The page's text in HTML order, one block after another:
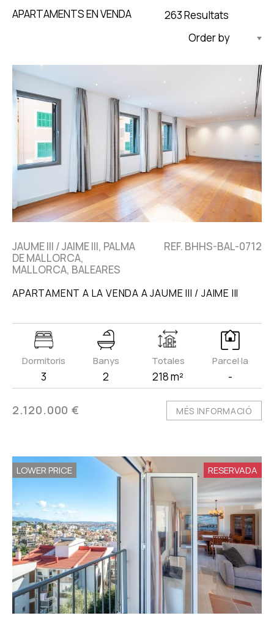
APARTAMENTS EN VENDA
Actualitzat Descendent
263 Resultats
JAUME III / JAIME III, PALMA
DE MALLORCA,
MALLORCA, BALEARES
REF. BHHS-BAL-0712
APARTAMENT A LA VENDA A JAUME III / JAIME III
Dormitoris
3
Banys
2
Totales
218 m²
Parcel·la
-
2.120.000 € MÉS INFORMACIÓ
LOWER PRICE RESERVADA